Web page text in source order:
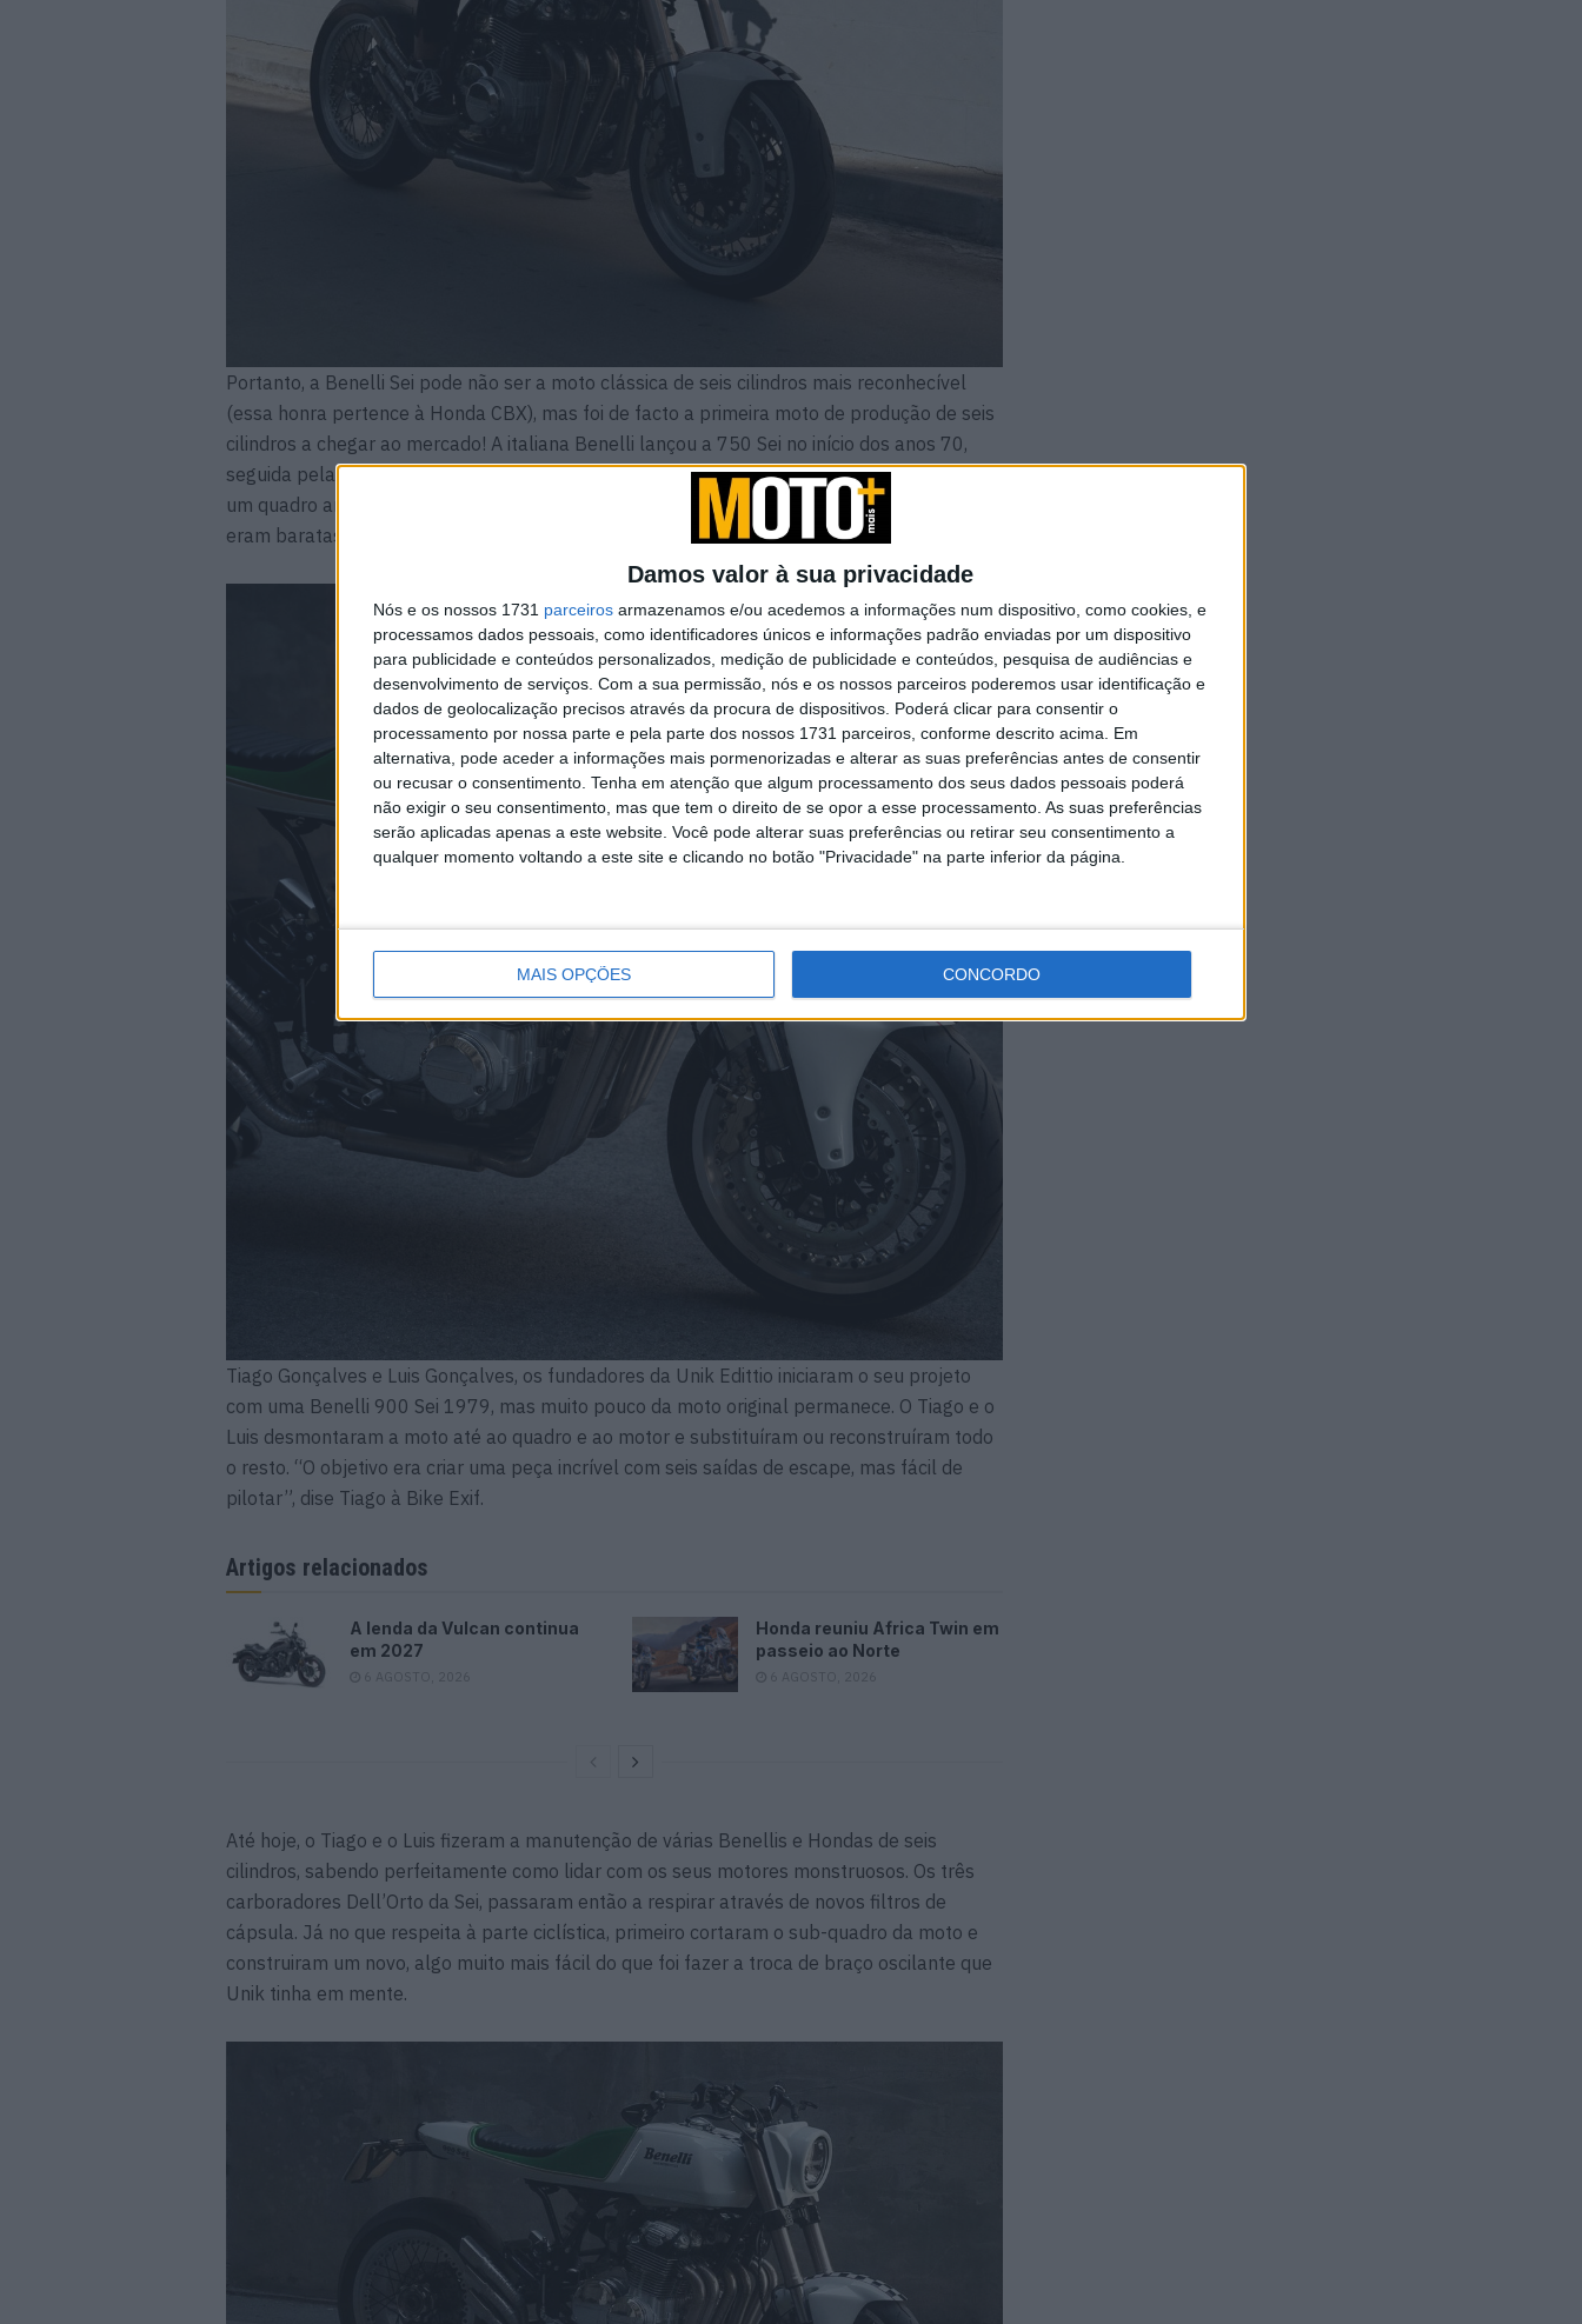
Damos valor à sua privacidade
Nós e os nossos 1731 parceiros armazenamos e/ou acedemos a informações num dispositivo, como cookies, e
processamos dados pessoais, como identificadores únicos e informações padrão enviadas por um dispositivo
para publicidade e conteúdos personalizados, medição de publicidade e conteúdos, pesquisa de audiências e
desenvolvimento de serviços. Com a sua permissão, nós e os nossos parceiros poderemos usar identificação e
dados de geolocalização precisos através da procura de dispositivos. Poderá clicar para consentir o
processamento por nossa parte e pela parte dos nossos 1731 parceiros, conforme descrito acima. Em
alternativa, pode aceder a informações mais pormenorizadas e alterar as suas preferências antes de consentir
ou recusar o consentimento. Tenha em atenção que algum processamento dos seus dados pessoais poderá
não exigir o seu consentimento, mas que tem o direito de se opor a esse processamento. As suas preferências
serão aplicadas apenas a este website. Você pode alterar suas preferências ou retirar seu consentimento a
qualquer momento voltando a este site e clicando no botão "Privacidade" na parte inferior da página.
MAIS OPÇÕES CONCORDO
Portanto, a Benelli Sei pode não ser a moto clássica de seis cilindros mais reconhecível
(essa honra pertence à Honda CBX), mas foi de facto a primeira moto de produção de seis
cilindros a chegar ao mercado! A italiana Benelli lançou a 750 Sei no início dos anos 70,
seguida pela redesenhada 900 Sei em 1979, que ostentava uma potência de 80 cv com
um quadro angular. Apenas 2.000 unidades da Benelli 900 Sei foram produzidas, e não
eram baratas!
Tiago Gonçalves e Luis Gonçalves, os fundadores da Unik Edittio iniciaram o seu projeto
com uma Benelli 900 Sei 1979, mas muito pouco da moto original permanece. O Tiago e o
Luis desmontaram a moto até ao quadro e ao motor e substituíram ou reconstruíram todo
o resto. “O objetivo era criar uma peça incrível com seis saídas de escape, mas fácil de
pilotar”, dise Tiago à Bike Exif.
Artigos relacionados
A lenda da Vulcan continua
em 2027
6 AGOSTO, 2026
Honda reuniu Africa Twin em
passeio ao Norte
6 AGOSTO, 2026
Até hoje, o Tiago e o Luis fizeram a manutenção de várias Benellis e Hondas de seis
cilindros, sabendo perfeitamente como lidar com os seus motores monstruosos. Os três
carboradores Dell’Orto da Sei, passaram então a respirar através de novos filtros de
cápsula. Já no que respeita à parte ciclística, primeiro cortaram o sub-quadro da moto e
construiram um novo, algo muito mais fácil do que foi fazer a troca de braço oscilante que
Unik tinha em mente.